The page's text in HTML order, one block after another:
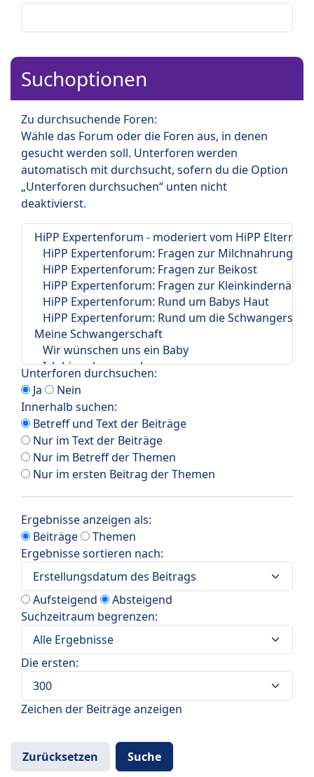
Suchoptionen
Zu durchsuchende Foren:
Wähle das Forum oder die Foren aus, in denen
gesucht werden soll. Unterforen werden
automatisch mit durchsucht, sofern du die Option
„Unterforen durchsuchen“ unten nicht
deaktivierst.
Unterforen durchsuchen:
Ja
Nein
Innerhalb suchen:
Betreff und Text der Beiträge
Nur im Text der Beiträge
Nur im Betreff der Themen
Nur im ersten Beitrag der Themen
Ergebnisse anzeigen als:
Beiträge
Themen
Ergebnisse sortieren nach:
Aufsteigend
Absteigend
Suchzeitraum begrenzen:
Die ersten:
Zeichen der Beiträge anzeigen